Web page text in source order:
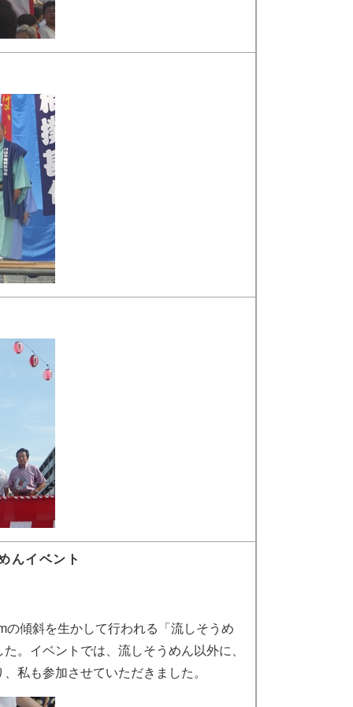
んイベント
傾斜を生かして行われる「流しそうめ
。イベントでは、流しそうめん以外に、
私も参加させていただきました。